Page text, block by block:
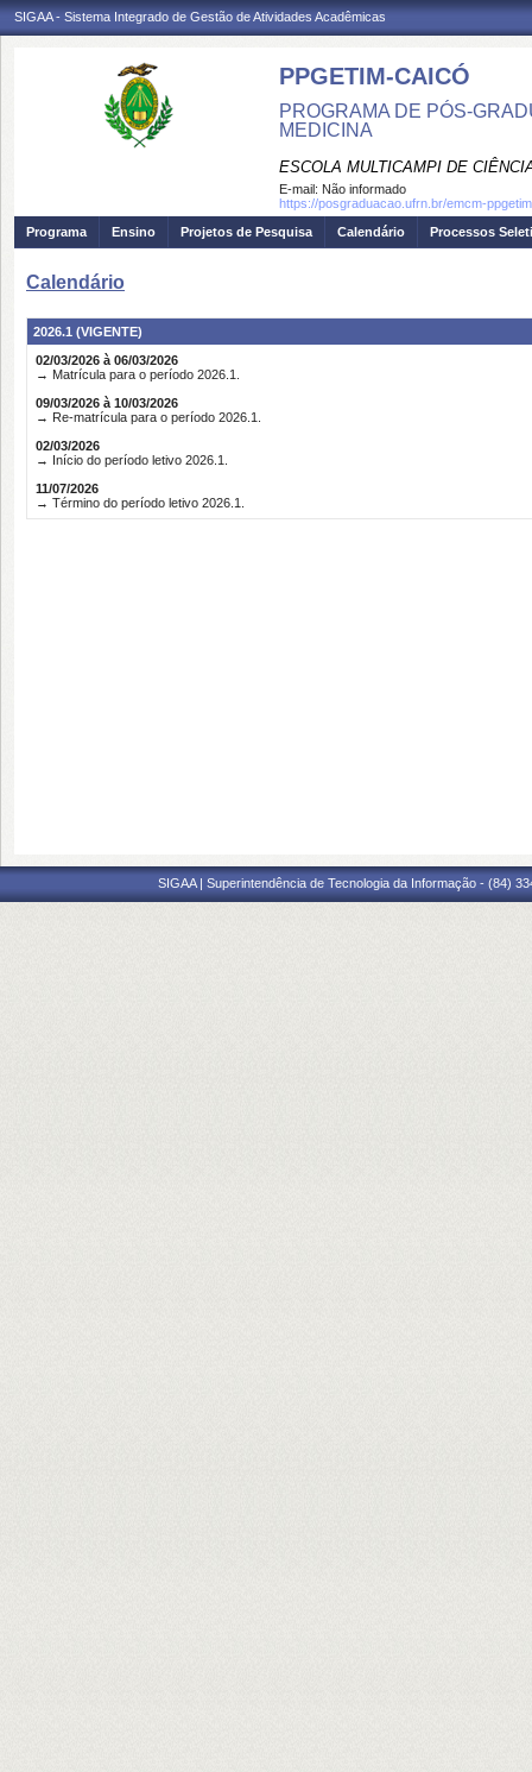
SIGAA - Sistema Integrado de Gestão de Atividades Acadêmicas
PPGETIM-CAICÓ
PROGRAMA DE PÓS-
MEDICINA
ESCOLA MULTICAMPI DE
E-mail: Não informado
https://posgraduacao.ufrn.br/emcm-ppgetim
Programa
Ensino Projetos de Pesquisa Calendário Processos
Calendário
2026.1 (VIGENTE)
02/03/2026 à 06/03/2026
→ Matrícula para o período 2026.1.
09/03/2026 à 10/03/2026
→ Re-matrícula para o período 2026.1.
02/03/2026
→ Início do período letivo 2026.1.
11/07/2026
→ Término do período letivo 2026.1.
SIGAA | Superintendência de Tecnologia da Informação - (84)